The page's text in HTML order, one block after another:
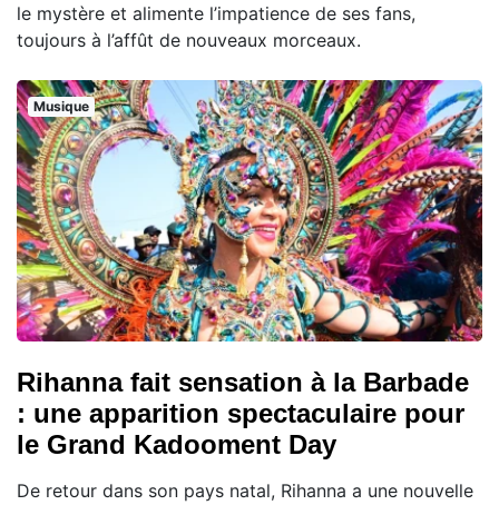
le mystère et alimente l’impatience de ses fans,
toujours à l’affût de nouveaux morceaux.
Musique
Rihanna fait sensation à la Barbade
: une apparition spectaculaire pour
le Grand Kadooment Day
De retour dans son pays natal, Rihanna a une nouvelle